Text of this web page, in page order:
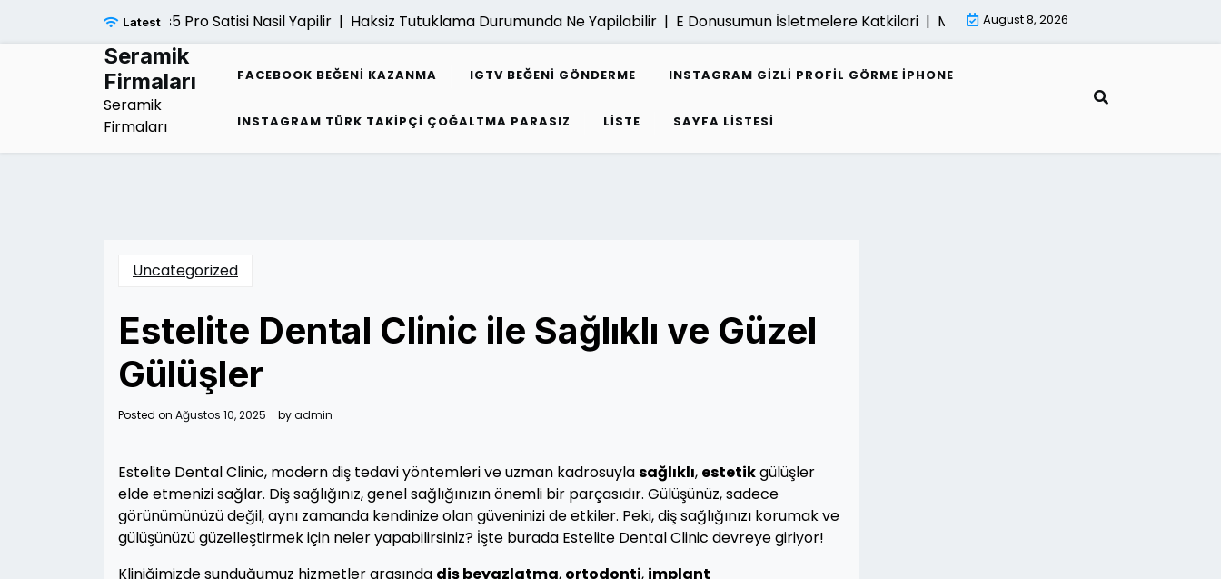
LatestPs5 Pro Satisi Nasil Yapilir | Haksiz Tutuklama Durumunda Ne Yapilabilir | E Donusumun İsletmelere Katkilari | Mimari Render Ve Surdurulebilir
August 8, 2026
Seramik
Firmaları
Seramik
Firmaları
FACEBOOK BEĞENI KAZANMA IGTV BEĞENI GÖNDERME INSTAGRAM GIZLI PROFIL GÖRME IPHONE
INSTAGRAM TÜRK TAKIPÇI ÇOĞALTMA PARASIZ LISTE SAYFA LISTESI
Uncategorized
Estelite Dental Clinic ile Sağlıklı ve Güzel
Gülüşler
Posted on Ağustos 10, 2025 byadmin
Estelite Dental Clinic, modern diş tedavi yöntemleri ve uzman kadrosuylasağlıklı, estetikgülüşler
elde etmenizi sağlar. Diş sağlığınız, genel sağlığınızın önemli bir parçasıdır. Gülüşünüz, sadece
görünümünüzü değil, aynı zamanda kendinize olan güveninizi de etkiler. Peki, diş sağlığınızı korumak ve
gülüşünüzü güzelleştirmek için neler yapabilirsiniz? İşte burada Estelite Dental Clinic devreye giriyor!
Kliniğimizde sunduğumuz hizmetler arasında diş beyazlatma, ortodonti, implant